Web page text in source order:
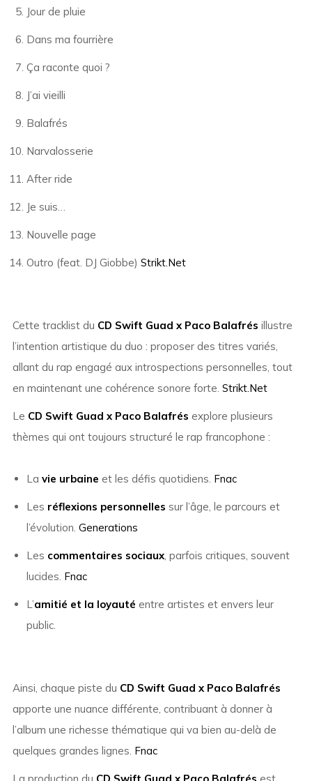
Jour de pluie
Dans ma fourrière
Ça raconte quoi ?
J’ai vieilli
Balafrés
Narvalosserie
After ride
Je suis…
Nouvelle page
Outro (feat. DJ Giobbe) Strikt.Net
Cette tracklist du CD Swift Guad x Paco Balafrés illustre
l’intention artistique du duo : proposer des titres variés,
allant du rap engagé aux introspections personnelles, tout
en maintenant une cohérence sonore forte. Strikt.Net
Le CD Swift Guad x Paco Balafrés explore plusieurs
thèmes qui ont toujours structuré le rap francophone :
La vie urbaine et les défis quotidiens. Fnac
Les réflexions personnelles sur l’âge, le parcours et
l’évolution. Generations
Les commentaires sociaux, parfois critiques, souvent
lucides. Fnac
L’amitié et la loyauté entre artistes et envers leur
public.
Ainsi, chaque piste du CD Swift Guad x Paco Balafrés
apporte une nuance différente, contribuant à donner à
l’album une richesse thématique qui va bien au-delà de
quelques grandes lignes. Fnac